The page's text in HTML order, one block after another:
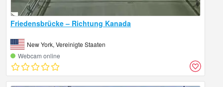
Friedensbrücke – Richtung Kanada
New York, Vereinigte Staaten
Webcam online